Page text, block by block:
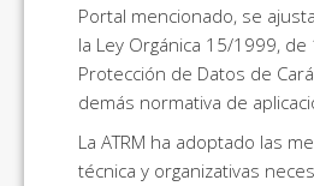
Portal mencionado, se
la Ley Orgánica 15/1999,
Protección de Datos de
demás normativa de
La ATRM ha adoptado las
técnica y organizativas